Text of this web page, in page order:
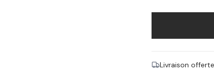
Livraison offerte